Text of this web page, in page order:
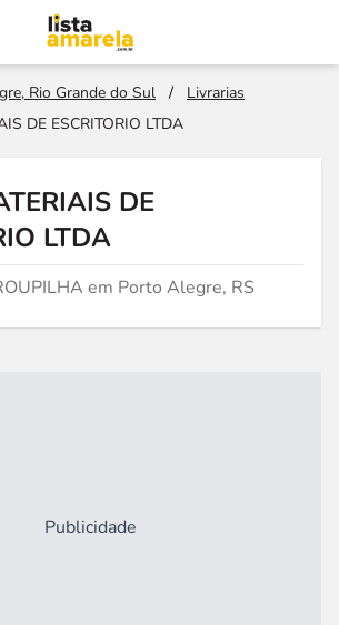
Rio Grande do Sul /
Livrarias
DE ESCRITORIO LTDA
DE
LTDA
em Porto Alegre, RS
Publicidade